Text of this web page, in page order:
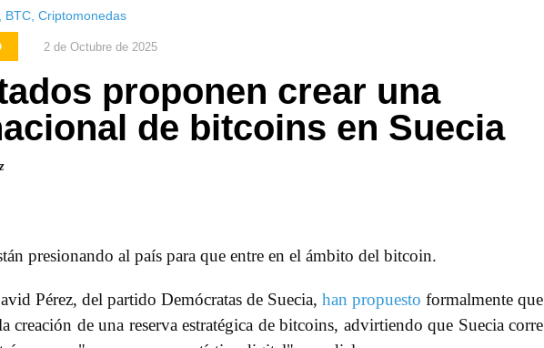
BTC Criptomonedas
2 de Octubre de 2025
proponen crear una
de bitcoins en Suecia
presionando al país para que entre en el ámbito del bitcoin.
Pérez, del partido Demócratas de Suecia, han propuesto formalmente que
creación de una reserva estratégica de bitcoins, advirtiendo que Suecia corre